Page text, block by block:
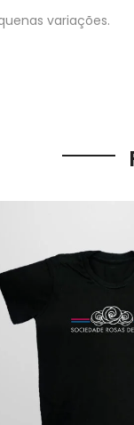
variações.